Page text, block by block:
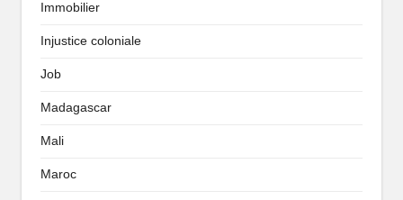
Immobilier
Injustice coloniale
Job
Madagascar
Mali
Maroc